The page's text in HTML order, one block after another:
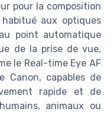
pour la composition
aux optiques
point automatique
de la prise de vue,
le Real-time Eye AF
Canon, capables de
rapide et de
animaux ou